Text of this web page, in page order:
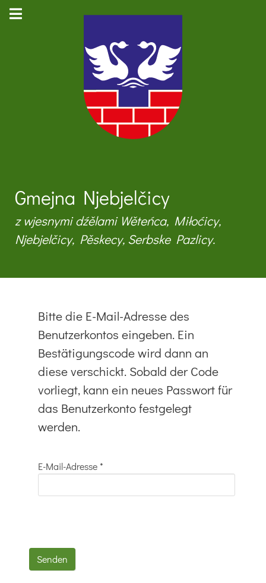
Gmejna Njebjelčicy
z wjesnymi dźělami Wěteńca, Miłoćicy,
Njebjelčicy, Pěskecy, Serbske Pazlicy.
Bitte die E-Mail-Adresse des
Benutzerkontos eingeben. Ein
Bestätigungscode wird dann an
diese verschickt. Sobald der Code
vorliegt, kann ein neues Passwort für
das Benutzerkonto festgelegt
werden.
E-Mail-Adresse*
Senden